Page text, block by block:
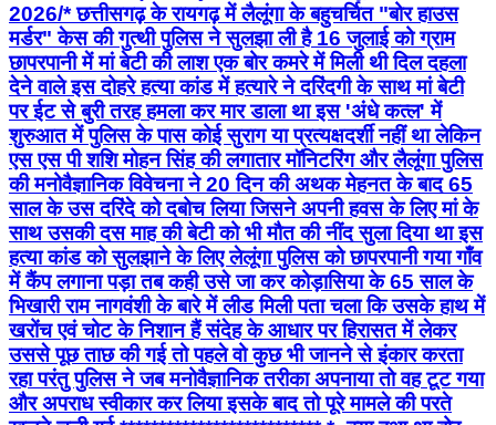
2026/* ​छत्तीसगढ़ के रायगढ़ में लैलूंगा के बहुचर्चित "बोर हाउस
मर्डर" केस की गुत्थी पुलिस ने सुलझा ली है 16 जुलाई को ग्राम
छापरपानी में मां बेटी की लाश एक बोर कमरे में मिली थी दिल दहला
देने वाले इस दोहरे हत्या कांड में हत्यारे ने दरिंदगी के साथ मां बेटी
पर ईट से बुरी तरह हमला कर मार डाला था इस 'अंधे कत्ल' में
शुरुआत में पुलिस के पास कोई सुराग या प्रत्यक्षदर्शी नहीं था लेकिन
एस एस पी शशि मोहन सिंह की लगातार मॉनिटरिंग और लैलूंगा पुलिस
की मनोवैज्ञानिक विवेचना ने 20 दिन की अथक मेहनत के बाद 65
साल के उस दरिंदे को दबोच लिया जिसने अपनी हवस के लिए मां के
साथ उसकी दस माह की बेटी को भी मौत की नींद सुला दिया था इस
हत्या कांड को सुलझाने के लिए लेलूंगा पुलिस को छापरपानी गया गाँव
में कैंप लगाना पड़ा तब कही उसे जा कर कोड़ासिया के 65 साल के
भिखारी राम नागवंशी के बारे में लीड मिली पता चला कि उसके हाथ में
खरोंच एवं चोट के निशान हैं संदेह के आधार पर हिरासत में लेकर
उससे पूछ ताछ की गई तो पहले वो कुछ भी जानने से इंकार करता
रहा परंतु पुलिस ने जब मनोवैज्ञानिक तरीका अपनाया तो वह टूट गया
और अपराध स्वीकार कर लिया इसके बाद तो पूरे मामले की परते